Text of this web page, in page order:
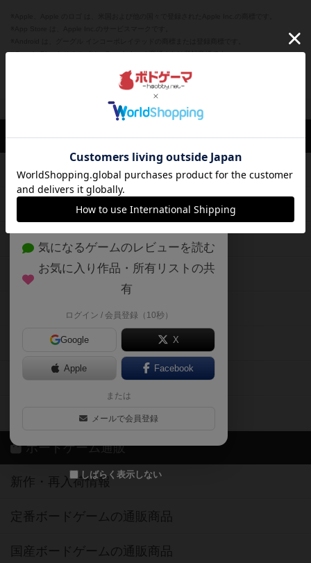
※Google Play とそのロゴは、Google Inc.の商標または登録商標です。
ボドとも一覧 ビネー 閉じる
ボードゲームのプレイ履歴を記録し
て、
自分のデータを管理しませんか？
約75,000人がボドゲーマを利用中！
気になるゲームのレビューを読む
お気に入り作品・所有リストの共
有
ログイン / 会員登録（10秒）
Google X
Apple Facebook
または
メールで会員登録
しばらく表示しない
ボドゲーマTOP
ボードゲームを検索する
ボードゲームの新着レビュー
ボードゲーム会情報
メカニクス特集
掲示板・トピックス
ボドとも・会員一覧
ボードゲーム業界コラム
ボドゲーマご利用案内
ボードゲーム通販
新作・再入荷情報
定番ボードゲームの通販商品
国産ボードゲームの通販商品